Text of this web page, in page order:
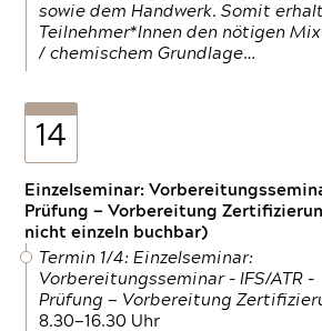
sowie dem Handwerk. Somit
Teilnehmer*Innen den nötigen
/ chemischem Grundlage…
14
Einzelseminar:
Prüfung — Vorbereitung
nicht einzeln buchbar)
Termin 1/4: Einzelseminar:
Vorbereitungsseminar - IFS/ATR -
Prüfung — Vorbereitung
8.30—16.30 Uhr